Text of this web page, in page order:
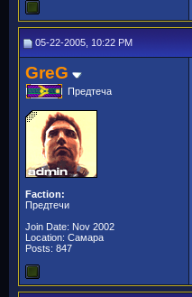
05-22-2005, 10:22 PM
GreG
Предтеча
Faction:
Предтечи
Join Date: Nov 2002
Location: Самара
Posts: 847